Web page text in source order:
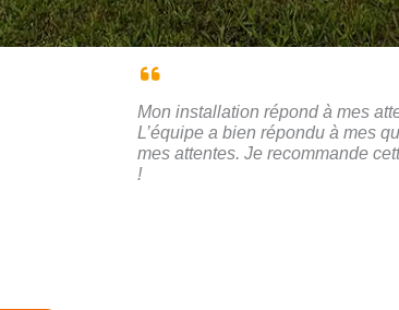
Mon installation répond à mes
L’équipe a bien répondu à mes
mes attentes. Je recommande
!